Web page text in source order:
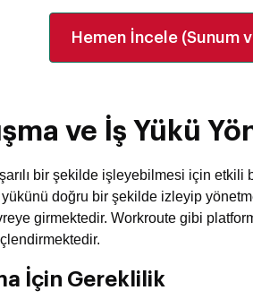
Hemen İncele (Sunum
ve İş Yükü
bir şekilde işleyebilmesi için
yükünü doğru bir şekilde izleyip
girmektedir. Workroute gibi
İçin Gereklilik